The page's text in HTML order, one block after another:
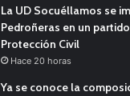
La UD Socuéllamos se
Pedroñeras en un
Protección Civil
Hace 20 horas
Ya se conoce la